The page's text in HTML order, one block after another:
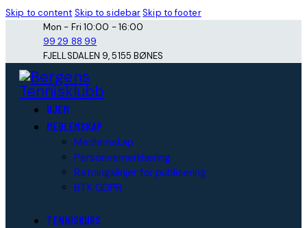
Skip to content Skip to sidebarSkip to footer
Mon - Fri 10:00 - 16:00
99 29 88 99
FJELLSDALEN 9, 5155 BØNES
HJEM
MEDLEMSKAP
Medlemskap
Personvernerklæring
Retningslinjer for publisering
BTK GDPR
TENNISKURS